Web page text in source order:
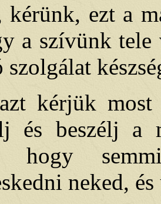
kérünk, ezt a
a szívünk
szolgálat
kérjük
és beszélj a
hogy
neked,